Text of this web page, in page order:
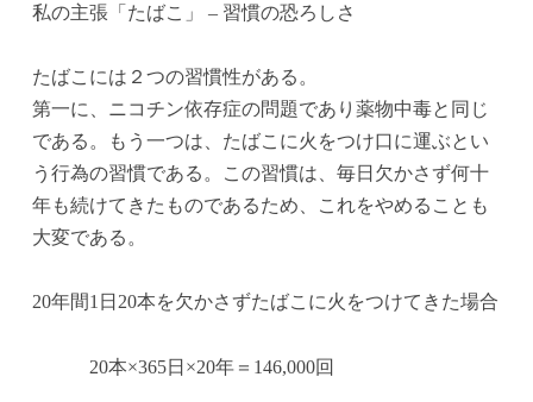
bo
ok
tte
r
er
es
t
m
bl
r
ed
私の主張「たばこ」 – 習慣の恐ろしさ
たばこには２つの習慣性がある。
第一に、ニコチン依存症の問題であり薬物中毒と同じ
である。もう一つは、たばこに火をつけ口に運ぶとい
う行為の習慣である。この習慣は、毎日欠かさず何十
年も続けてきたものであるため、これをやめることも
大変である。
20年間1日20本を欠かさずたばこに火をつけてきた場合
20本×365日×20年＝146,000回